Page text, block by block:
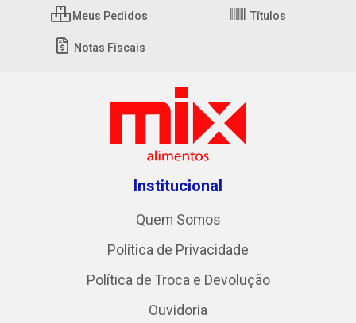
Meus Pedidos Títulos
Notas Fiscais
Institucional
Quem Somos
Política de Privacidade
Política de Troca e Devolução
Ouvidoria